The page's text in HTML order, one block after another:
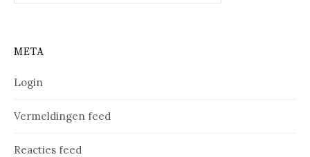
META
Login
Vermeldingen feed
Reacties feed